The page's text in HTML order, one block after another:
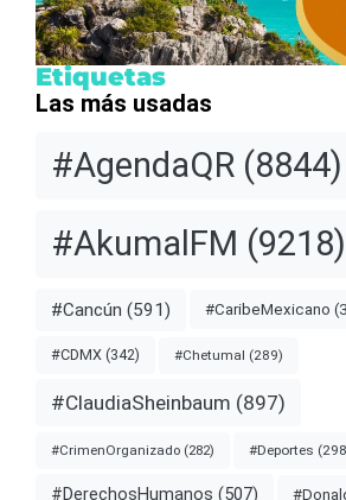
Etiquetas
Las más usadas
#AgendaQR (8844)
#AkumalFM (9218)
#Cancún (591) #CaribeMexicano
#CDMX (342) #Chetumal (289)
#ClaudiaSheinbaum (897)
#CrimenOrganizado (282) #Deportes
#DerechosHumanos (507)